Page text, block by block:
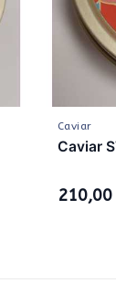
Caviar
Caviar